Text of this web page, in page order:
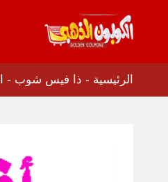
الرئيسية - ذا فيس شوب -